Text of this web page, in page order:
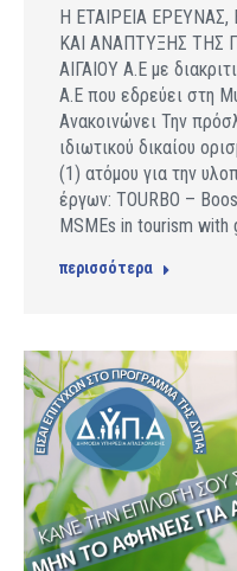
Η ΕΤΑΙΡΕΙΑ
ΚΑΙ ΑΝΑΠΤΥΞΗΣ ΤΗΣ
ΑΙΓΑΙΟΥ Α.Ε με
Α.Ε που εδρεύει στη
Ανακοινώνει Την
ιδιωτικού δικαίου
(1) ατόμου για την
έργων: TOURBO –
MSMEs in tourism with
περισσότερα